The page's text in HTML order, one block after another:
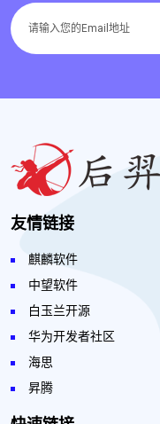
友情链接
麒麟软件
中望软件
白玉兰开源
华为开发者社区
海思
昇腾